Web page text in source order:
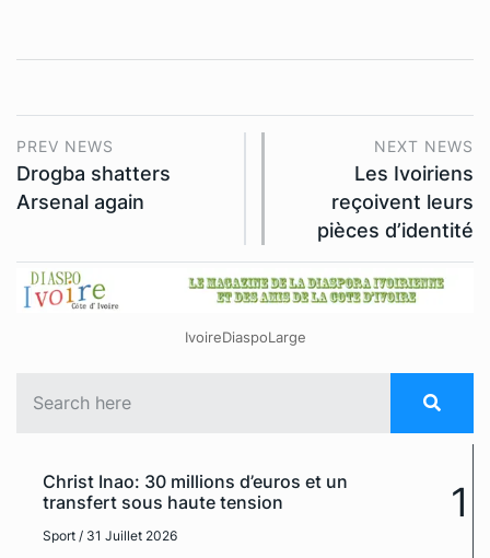
PREV NEWS
Drogba shatters
Arsenal again
NEXT NEWS
Les Ivoiriens
reçoivent leurs
pièces d’identité
IvoireDiaspoLarge
Christ Inao: 30 millions d’euros et un
transfert sous haute tension
Sport / 31 Juillet 2026
1